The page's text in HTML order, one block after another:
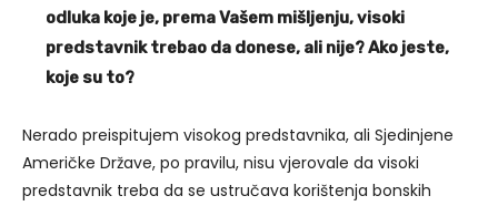
odluka koje je, prema Vašem mišljenju, visoki
predstavnik trebao da donese, ali nije? Ako jeste,
koje su to?
Nerado preispitujem visokog predstavnika, ali Sjedinjene
Američke Države, po pravilu, nisu vjerovale da visoki
predstavnik treba da se ustručava korištenja bonskih